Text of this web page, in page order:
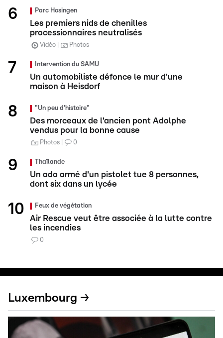
Parc Hosingen
Les premiers nids de chenilles
processionnaires neutralisés
Vidéo Photos
Intervention du SAMU
Un automobiliste défonce le mur d'une
maison à Heisdorf
"Un peu d'histoire"
Des morceaux de l'ancien pont Adolphe
vendus pour la bonne cause
Photos 0
Thaïlande
Un ado armé d'un pistolet tue 8 personnes,
dont six dans un lycée
Feux de végétation
Air Rescue veut être associée à la lutte contre
les incendies
0
Luxembourg →